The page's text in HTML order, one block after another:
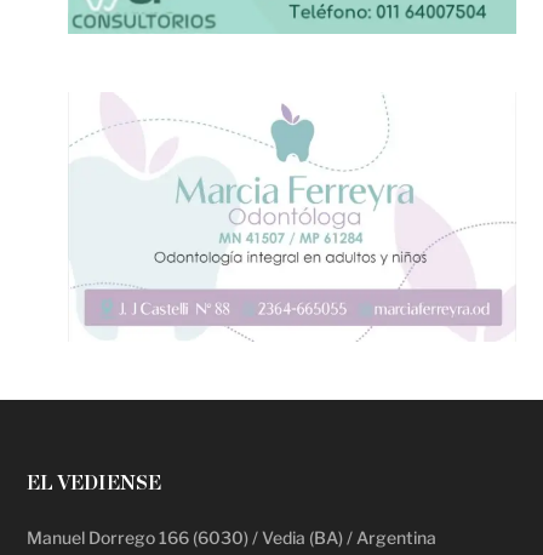
EL VEDIENSE
Manuel Dorrego 166 (6030) / Vedia (BA) / Argentina